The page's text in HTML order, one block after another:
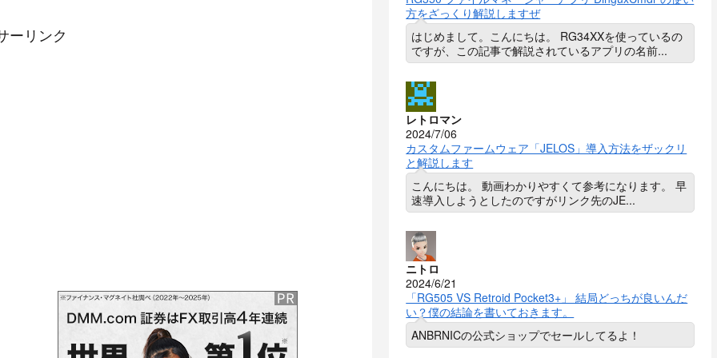
ーリンク
方をざっくり解説しますぜ
はじめまして。こんにちは。 RG34XXを使っているの
ですが、この記事で解説されているアプリの名前...
レトロマン
2024/7/06
カスタムファームウェア「JELOS」導入方法をザックリ
と解説します
こんにちは。 動画わかりやすくて参考になります。 早
速導入しようとしたのですがリンク先のJE...
ニトロ
2024/6/21
「RG505 VS Retroid Pocket3+」 結局どっちが良いんだ
い？僕の結論を書いておきます。
ANBRNICの公式ショップでセールしてるよ！